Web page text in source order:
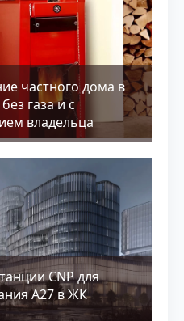
частного дома в
газа и с
владельца
CNP для
А27 в ЖК